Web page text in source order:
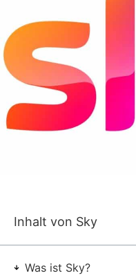
Inhalt von Sky
Was ist Sky?